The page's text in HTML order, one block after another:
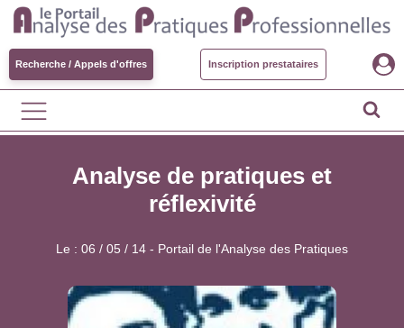
Recherche / Appels d'offres Inscription prestataires
Analyse de pratiques et
réflexivité
Le : 06 / 05 / 14 - Portail de l'Analyse des Pratiques